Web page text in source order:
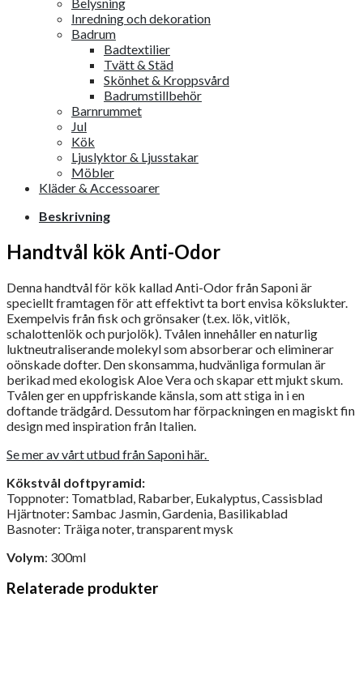
Inredning och dekoration
Badrum
Badtextilier
Tvätt & Städ
Skönhet & Kroppsvård
Badrumstillbehör
Barnrummet
Jul
Kök
Ljuslyktor & Ljusstakar
Möbler
Kläder & Accessoarer
Beskrivning
Handtvål kök Anti-Odor
Denna handtvål för kök kallad Anti-Odor från Saponi är
speciellt framtagen för att effektivt ta bort envisa kökslukter.
Exempelvis från fisk och grönsaker (t.ex. lök, vitlök,
schalottenlök och purjolök). Tvålen innehåller en naturlig
luktneutraliserande molekyl som absorberar och eliminerar
oönskade dofter. Den skonsamma, hudvänliga formulan är
berikad med ekologisk Aloe Vera och skapar ett mjukt skum.
Tvålen ger en uppfriskande känsla, som att stiga in i en
doftande trädgård. Dessutom har förpackningen en magiskt fin
design med inspiration från Italien.
Se mer av vårt utbud från Saponi här.
Kökstvål doftpyramid:
Toppnoter: Tomatblad, Rabarber, Eukalyptus, Cassisblad
Hjärtnoter: Sambac Jasmin, Gardenia, Basilikablad
Basnoter: Träiga noter, transparent mysk
Volym: 300ml
Relaterade produkter